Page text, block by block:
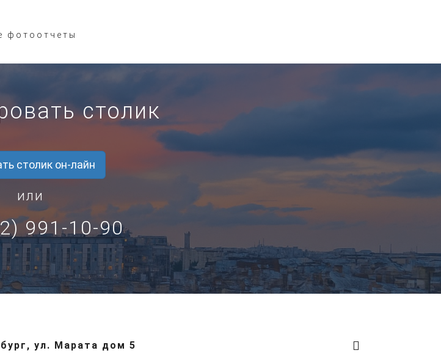
фотоотчеты
столик
столик он-лайн
или
991-10-90
ул. Марата дом 5